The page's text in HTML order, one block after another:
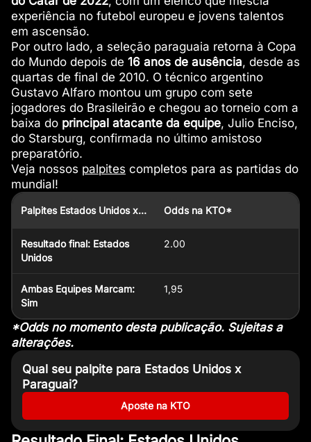
experiência no futebol europeu e jovens talentos
em ascensão.
Por outro lado, a seleção paraguaia retorna à Copa
do Mundo depois de 16 anos de ausência, desde as
quartas de final de 2010. O técnico argentino
Gustavo Alfaro montou um grupo com sete
jogadores do Brasileirão e chegou ao torneio com a
baixa do principal atacante da equipe, Julio Enciso,
do Starsburg, confirmada no último amistoso
preparatório.
Veja nossos palpites completos para as partidas do
mundial!
Palpites Estados Unidos x Paraguai Odds na KTO*
Resultado final: Estados
Unidos
2.00
Ambas Equipes Marcam:
Sim
1,95
*Odds no momento desta publicação. Sujeitas a
alterações.
Qual seu palpite para Estados Unidos x
Paraguai?
Aposte na KTO